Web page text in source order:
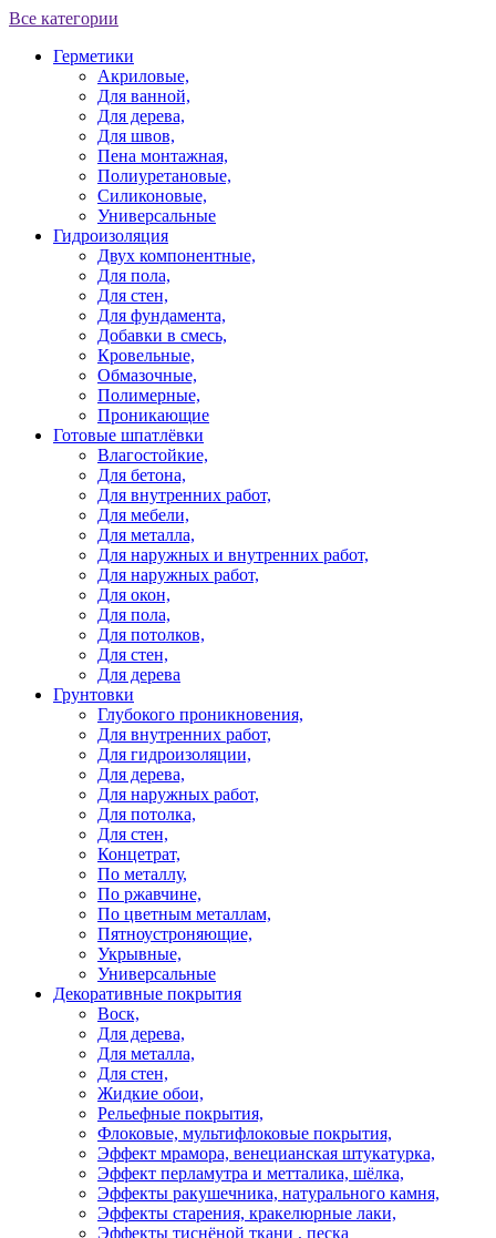
Все категории
Герметики
Акриловые,
Для ванной,
Для дерева,
Для швов,
Пена монтажная,
Полиуретановые,
Силиконовые,
Универсальные
Гидроизоляция
Двух компонентные,
Для пола,
Для стен,
Для фундамента,
Добавки в смесь,
Кровельные,
Обмазочные,
Полимерные,
Проникающие
Готовые шпатлёвки
Влагостойкие,
Для бетона,
Для внутренних работ,
Для мебели,
Для металла,
Для наружных и внутренних работ,
Для наружных работ,
Для окон,
Для пола,
Для потолков,
Для стен,
Для дерева
Грунтовки
Глубокого проникновения,
Для внутренних работ,
Для гидроизоляции,
Для дерева,
Для наружных работ,
Для потолка,
Для стен,
Концетрат,
По металлу,
По ржавчине,
По цветным металлам,
Пятноустроняющие,
Укрывные,
Универсальные
Декоративные покрытия
Воск,
Для дерева,
Для металла,
Для стен,
Жидкие обои,
Рельефные покрытия,
Флоковые, мультифлоковые покрытия,
Эффект мрамора, венецианская штукатурка,
Эффект перламутра и метталика, шёлка,
Эффекты ракушечника, натурального камня,
Эффекты старения, кракелюрные лаки,
Эффекты тиснёной ткани , песка